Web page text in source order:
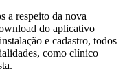
a respeito da nova
do aplicativo
e cadastro, todos
como clínico